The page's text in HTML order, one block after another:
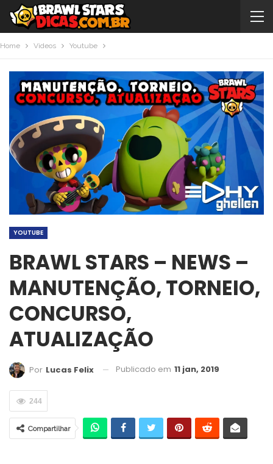
Home Videos Youtube
YOUTUBE
BRAWL STARS – NEWS –
MANUTENÇÃO, TORNEIO,
CONCURSO,
ATUALIZAÇÃO
Por Lucas Felix Publicado em 11 jan, 2019
244
Compartilhar